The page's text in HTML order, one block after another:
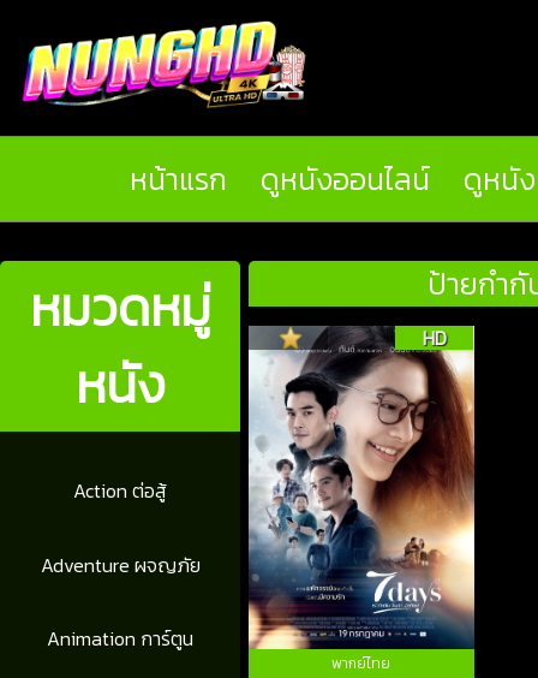
หน้าแรก ดูหนังออนไลน์ ดูหนั
หมวดหมู่
หนัง
Action ต่อสู้
Adventure ผจญภัย
Animation การ์ตูน
ป้ายกำกั
HD
พากย์ไทย